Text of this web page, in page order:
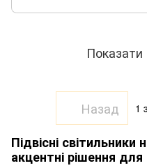
Назад 1
Підвісні
акцентні рішення для